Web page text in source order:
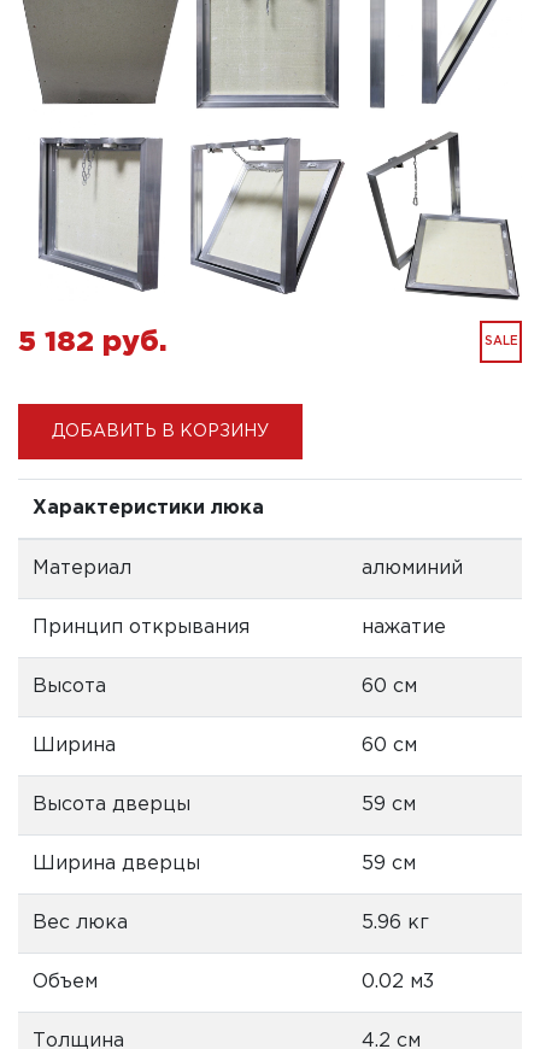
5 182 pуб. SALE
ДОБАВИТЬ В КОРЗИНУ
Характеристики люка
Материал алюминий
Принцип открывания нажатие
Высота 60 см
Ширина 60 см
Высота дверцы 59 см
Ширина дверцы 59 см
Вес люка 5.96 кг
Объем 0.02 м3
Толщина 4.2 см